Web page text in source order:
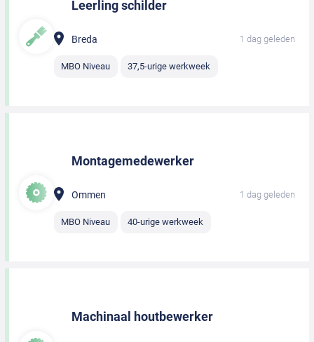
Leerling schilder
Breda 1 dag geleden
MBO Niveau 37,5-urige werkweek
Montagemedewerker
Ommen 1 dag geleden
MBO Niveau 40-urige werkweek
Machinaal houtbewerker